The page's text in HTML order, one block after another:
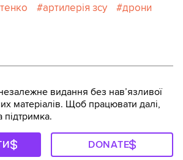
артилерія зсу
дрони
видання без навʼязливої
матеріалів. Щоб працювати далі,
підтримка.
DONATE